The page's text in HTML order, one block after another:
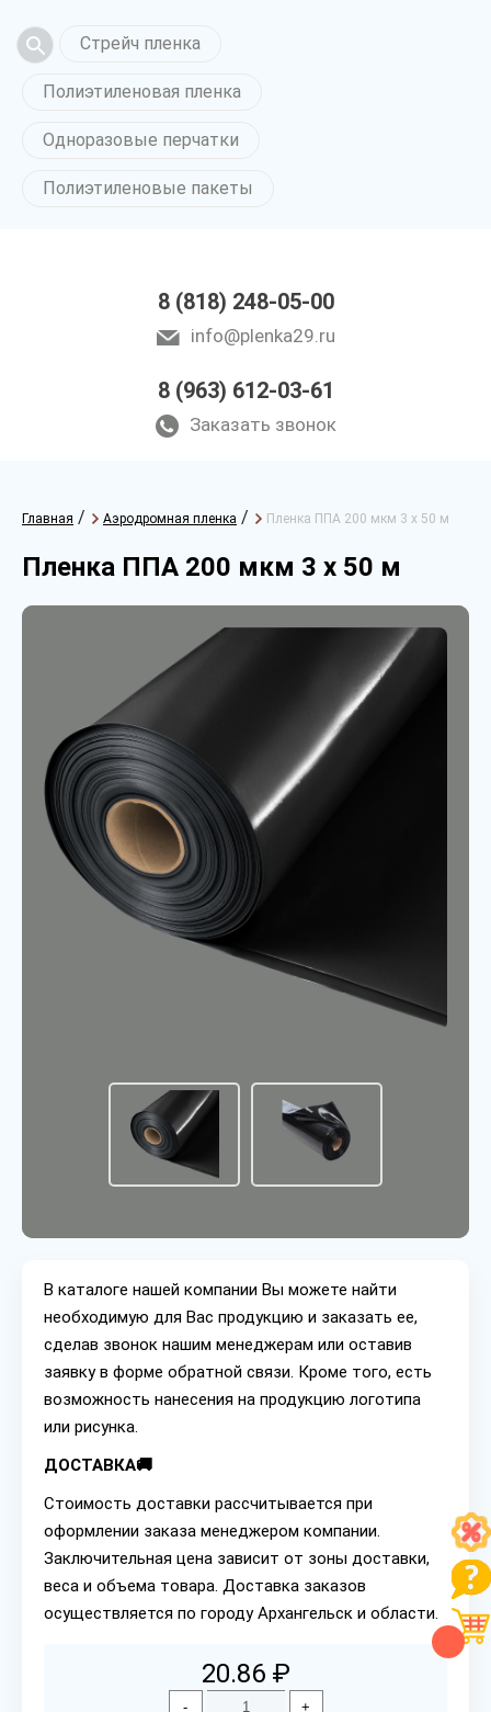
Стрейч пленка
Полиэтиленовая пленка
Одноразовые перчатки
Полиэтиленовые пакеты
8 (818) 248-05-00
info@plenka29.ru
8 (963) 612-03-61
Заказать звонок
Главная / Аэродромная пленка / Пленка ППА 200 мкм 3 х 50 м
Пленка ППА 200 мкм 3 х 50 м
В каталоге нашей компании Вы можете найти
необходимую для Вас продукцию и заказать ее,
сделав звонок нашим менеджерам или оставив
заявку в форме обратной связи. Кроме того, есть
возможность нанесения на продукцию логотипа
или рисунка.
ДОСТАВКА🚚
Стоимость доставки рассчитывается при
оформлении заказа менеджером компании.
Заключительная цена зависит от зоны доставки,
веса и объема товара. Доставка заказов
осуществляется по городу Архангельск и области.
20.86 ₽
- +